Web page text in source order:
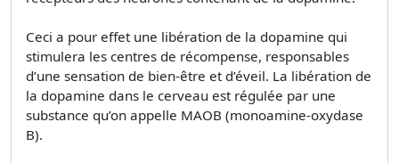
Ceci a pour effet une libération de la dopamine qui
stimulera les centres de récompense, responsables
d’une sensation de bien-être et d’éveil. La libération de
la dopamine dans le cerveau est régulée par une
substance qu’on appelle MAOB (monoamine-oxydase
B).